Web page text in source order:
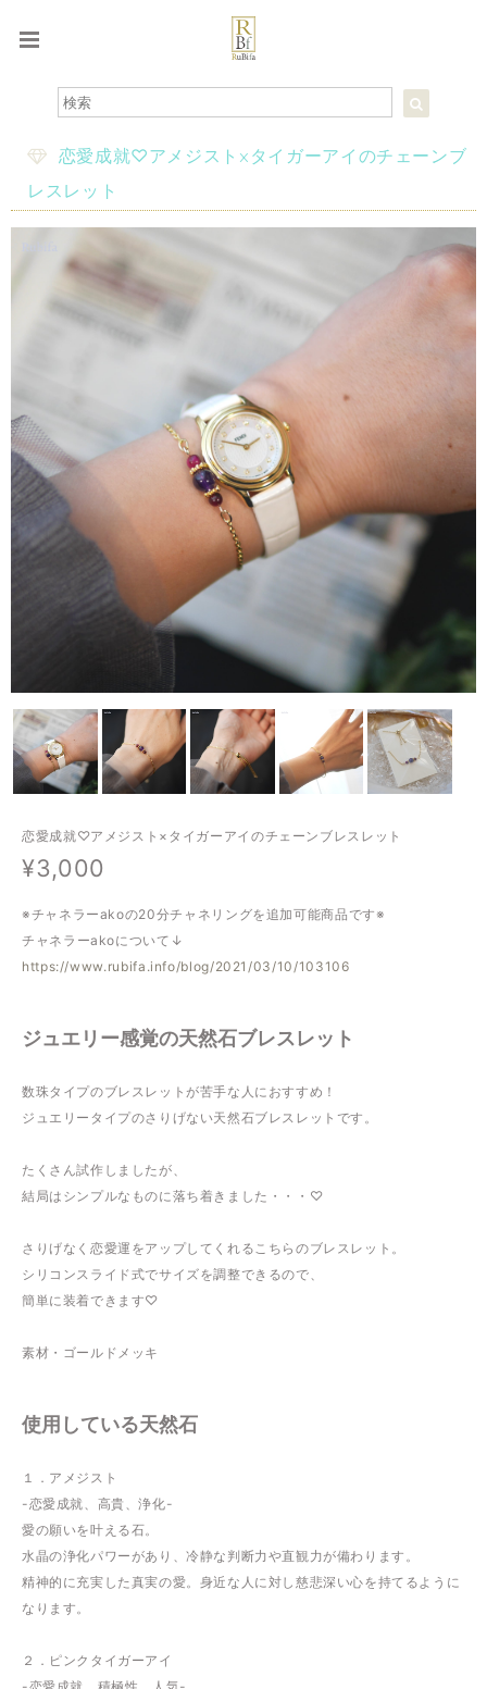
恋愛成就♡アメジスト×タイガーアイのチェーンブ
レスレット
恋愛成就♡アメジスト×タイガーアイのチェーンブレスレット
¥3,000
※チャネラーakoの20分チャネリングを追加可能商品です※
チャネラーakoについて↓
https://www.rubifa.info/blog/2021/03/10/103106
ジュエリー感覚の天然石ブレスレット
数珠タイプのブレスレットが苦手な人におすすめ！
ジュエリータイプのさりげない天然石ブレスレットです。
たくさん試作しましたが、
結局はシンプルなものに落ち着きました・・・♡
さりげなく恋愛運をアップしてくれるこちらのブレスレット。
シリコンスライド式でサイズを調整できるので、
簡単に装着できます♡
素材・ゴールドメッキ
使用している天然石
１．アメジスト
-恋愛成就、高貴、浄化-
愛の願いを叶える石。
水晶の浄化パワーがあり、冷静な判断力や直観力が備わります。
精神的に充実した真実の愛。身近な人に対し慈悲深い心を持てるように
なります。
２．ピンクタイガーアイ